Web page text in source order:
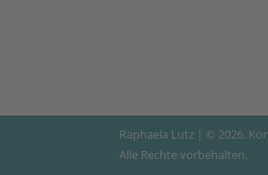
Raphaela Lutz | © 2026.
Alle Rechte vorbehalten.